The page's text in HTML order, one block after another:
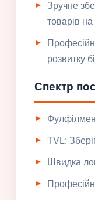
Зручне
товарів
розвитку
Спектр
TVL:
Швидка